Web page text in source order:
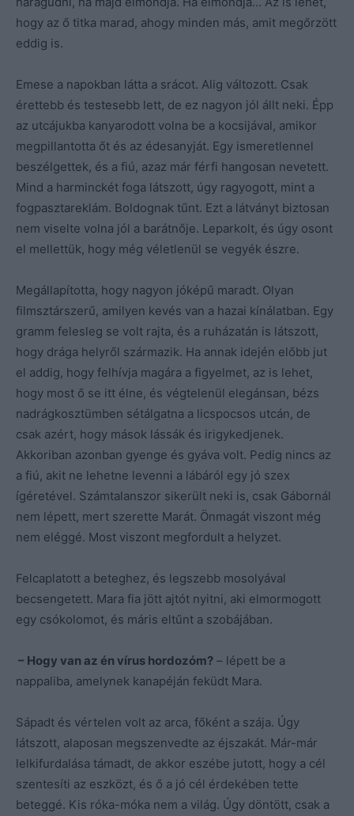
hogy az ő titka marad, ahogy minden más, amit megőrzött
eddig is.
Emese a napokban látta a srácot. Alig változott. Csak
érettebb és testesebb lett, de ez nagyon jól állt neki. Épp
az utcájukba kanyarodott volna be a kocsijával, amikor
megpillantotta őt és az édesanyját. Egy ismeretlennel
beszélgettek, és a fiú, azaz már férfi hangosan nevetett.
Mind a harminckét foga látszott, úgy ragyogott, mint a
fogpasztareklám. Boldognak tűnt. Ezt a látványt biztosan
nem viselte volna jól a barátnője. Leparkolt, és úgy osont
el mellettük, hogy még véletlenül se vegyék észre.
Megállapította, hogy nagyon jóképű maradt. Olyan
filmsztárszerű, amilyen kevés van a hazai kínálatban. Egy
gramm felesleg se volt rajta, és a ruházatán is látszott,
hogy drága helyről származik. Ha annak idején előbb jut
el addig, hogy felhívja magára a figyelmet, az is lehet,
hogy most ő se itt élne, és végtelenül elegánsan, bézs
nadrágkosztümben sétálgatna a licspocsos utcán, de
csak azért, hogy mások lássák és irigykedjenek.
Akkoriban azonban gyenge és gyáva volt. Pedig nincs az
a fiú, akit ne lehetne levenni a lábáról egy jó szex
ígéretével. Számtalanszor sikerült neki is, csak Gábornál
nem lépett, mert szerette Marát. Önmagát viszont még
nem eléggé. Most viszont megfordult a helyzet.
Felcaplatott a beteghez, és legszebb mosolyával
becsengetett. Mara fia jött ajtót nyitni, aki elmormogott
egy csókolomot, és máris eltűnt a szobájában.
– Hogy van az én vírus hordozóm? – lépett be a
nappaliba, amelynek kanapéján feküdt Mara.
Sápadt és vértelen volt az arca, főként a szája. Úgy
látszott, alaposan megszenvedte az éjszakát. Már-már
lelkifurdalása támadt, de akkor eszébe jutott, hogy a cél
szentesíti az eszközt, és ő a jó cél érdekében tette
beteggé. Kis róka-móka nem a világ. Úgy döntött, csak a